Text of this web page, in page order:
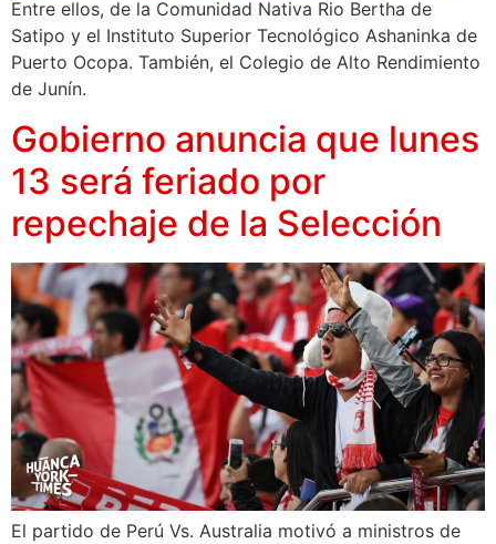
Entre ellos, de la Comunidad Nativa Rio Bertha de
Satipo y el Instituto Superior Tecnológico Ashaninka de
Puerto Ocopa. También, el Colegio de Alto Rendimiento
de Junín.
Gobierno anuncia que lunes
13 será feriado por
repechaje de la Selección
El partido de Perú Vs. Australia motivó a ministros de